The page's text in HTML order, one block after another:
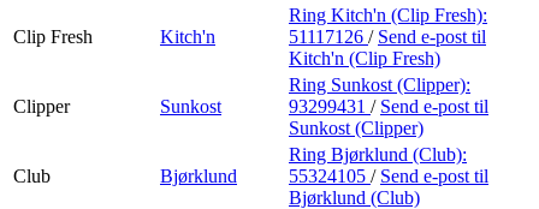
Clip Fresh Kitch'n
Ring Kitch'n (Clip Fresh):
51117126 / Send e-post til
Kitch'n (Clip Fresh)
Clipper Sunkost
Ring Sunkost (Clipper):
93299431 / Send e-post til
Sunkost (Clipper)
Club Bjørklund
Ring Bjørklund (Club):
55324105 / Send e-post til
Bjørklund (Club)